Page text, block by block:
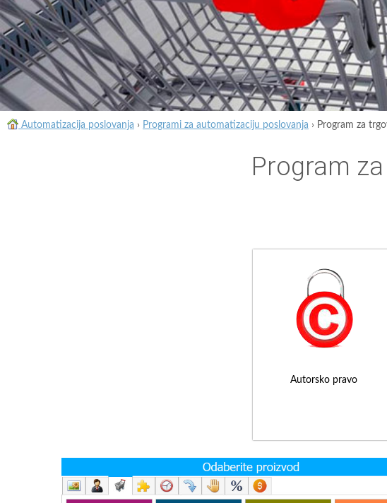
Automatizacija poslovanja › Programi za automatizaciju poslovanja › Program za
Program
Autorsko pravo